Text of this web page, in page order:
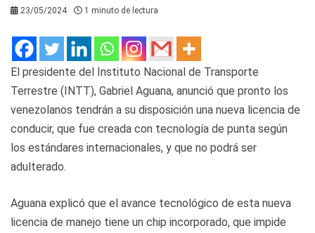
23/05/2024 1 minuto de lectura
El presidente del Instituto Nacional de Transporte
Terrestre (INTT), Gabriel Aguana, anunció que pronto los
venezolanos tendrán a su disposición una nueva licencia de
conducir, que fue creada con tecnología de punta según
los estándares internacionales, y que no podrá ser
adulterado.
Aguana explicó que el avance tecnológico de esta nueva
licencia de manejo tiene un chip incorporado, que impide